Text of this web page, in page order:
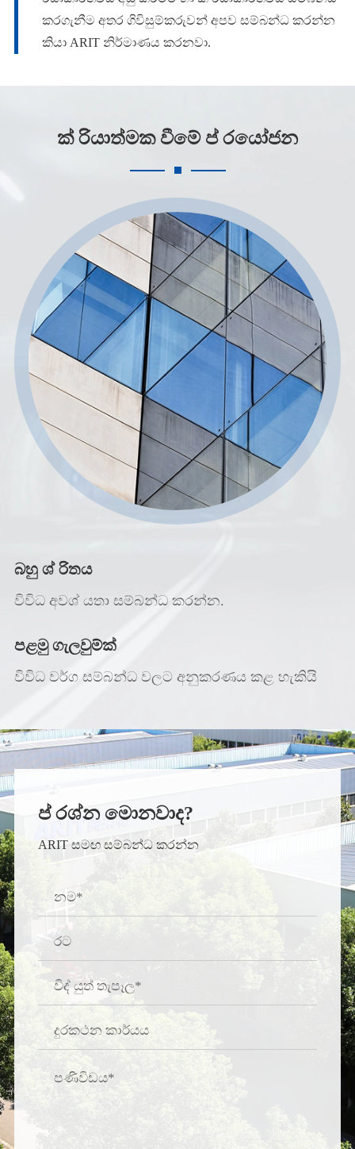
කරගැනීම අතර ගිවිසුම්කරුවන් අපව සම්බන්ධ කරන්න
කියා ARIT නිර්මාණය කරනවා.
ක් රියාත්මක වීමේ ප් රයෝජන
බහු ශ් රිතය
විවිධ අවශ් යතා සම්බන්ධ කරන්න.
පළමු ගැලවුම්ක්
විවිධ වර්ග සම්බන්ධ වලට අනුකරණය කළ හැකියි
ප් රශ්න මොනවාද?
ARIT සමඟ සම්බන්ධ කරන්න